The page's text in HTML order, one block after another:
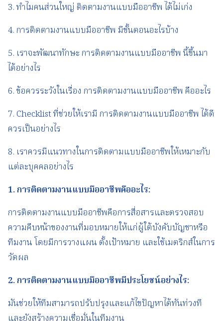
3. ทำไมคนส่วนใหญ่ ติดตามงานแบบมืออาชีพ ได้ไม่เก่ง
4. การติดตามงานแบบมืออาชีพ มีขั้นตอนอะไรบ้าง
5. เราจะพัฒนาทักษะ การติดตามงานแบบมืออาชีพ นี้ขึ้นมา
ได้อย่างไร
6. ข้อควรระวังในเรื่อง การติดตามงานแบบมืออาชีพ คืออะไร
7. Checklist ที่ช่วยให้เรามี การติดตามงานแบบมืออาชีพ ได้ดี
ควรเป็นอย่างไร
8. เราควรมีแนวทางในการติดตามแบบมืออาชีพให้เหมาะกับ
แต่ละบุคคลอย่างไร
1.การติดตามงานแบบมืออาชีพคืออะไร:
การติดตามงานแบบมืออาชีพคือการสื่อสารและตรวจสอบ
ความคืบหน้าของงานที่มอบหมายให้แก่ผู้ใต้บังคับบัญชาหรือ
ทีมงาน โดยมีการวางแผน ตั้งเป้าหมาย และใช้เมตริกส์ในการ
วัดผล
2.การติดตามงานแบบมืออาชีพมีประโยชน์อย่างไร:
มันช่วยให้ทีมสามารถปรับปรุงและแก้ไขปัญหาได้ทันท่วงที